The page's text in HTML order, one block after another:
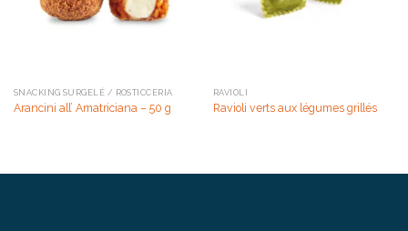
SNACKING SURGELÉ / ROSTICCERIA
Arancini all’ Amatriciana – 50 g
RAVIOLI
Ravioli verts aux légumes grillés